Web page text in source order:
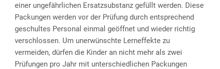
einer ungefährlichen Ersatzsubstanz gefüllt werden. Diese
Packungen werden vor der Prüfung durch entsprechend
geschultes Personal einmal geöffnet und wieder richtig
verschlossen. Um unerwünschte Lerneffekte zu
vermeiden, dürfen die Kinder an nicht mehr als zwei
Prüfungen pro Jahr mit unterschiedlichen Packungen